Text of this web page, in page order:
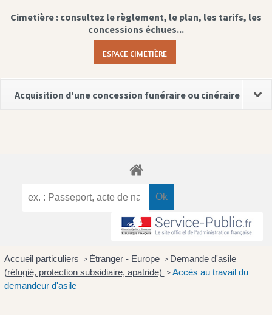
Cimetière : consultez le règlement, le plan, les tarifs, les
concessions échues...
ESPACE CIMETIÈRE
Acquisition d'une concession funéraire ou cinéraire
Accueil particuliers > Étranger - Europe > Demande d'asile
(réfugié, protection subsidiaire, apatride) > Accès au travail du
demandeur d'asile